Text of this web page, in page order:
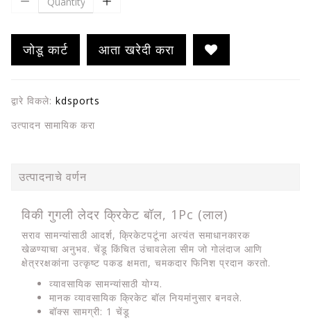
जोडू कार्ट आता खरेदी करा
द्वारे विकले: kdsports
उत्पादन सामायिक करा
उत्पादनाचे वर्णन
विकी गुगली लेदर क्रिकेट बॉल, 1Pc (लाल)
सराव सामन्यांसाठी आदर्श, क्रिकेटपटूंना अत्यंत समाधानकारक
खेळण्याचा अनुभव. चेंडू किंचित उंचावलेला सीम जो गोलंदाज आणि
क्षेत्ररक्षकांना उत्कृष्ट पकड क्षमता, चमकदार फिनिश प्रदान करतो.
व्यावसायिक सामन्यांसाठी योग्य.
मानक व्यावसायिक क्रिकेट बॉल नियमांनुसार बनवले.
बॉक्स सामग्री: 1 चेंडू